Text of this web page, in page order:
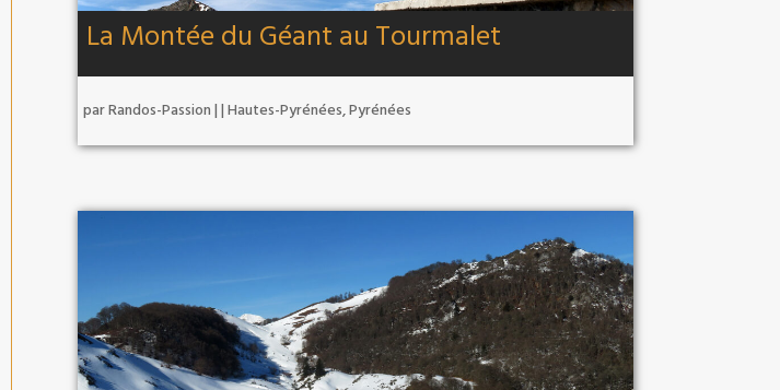
La Montée du Géant au Tourmalet
parRandos-Passion | | Hautes-Pyrénées,Pyrénées